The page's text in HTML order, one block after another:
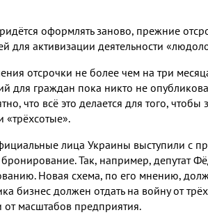
оформлять заново, прежние
для активизации деятельности
отсрочки не более чем на три
для граждан пока никто не
, что всё это делается для того, чтобы
«трёхсотые».
лица Украины выступили с
.Так, например, депутат
. Новая схема, по его мнению,
бизнес должен отдать на войну от
от масштабов предприятия.